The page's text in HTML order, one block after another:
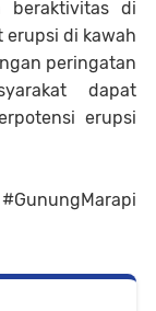
beraktivitas di
erupsi di kawah
peringatan
dapat
erupsi